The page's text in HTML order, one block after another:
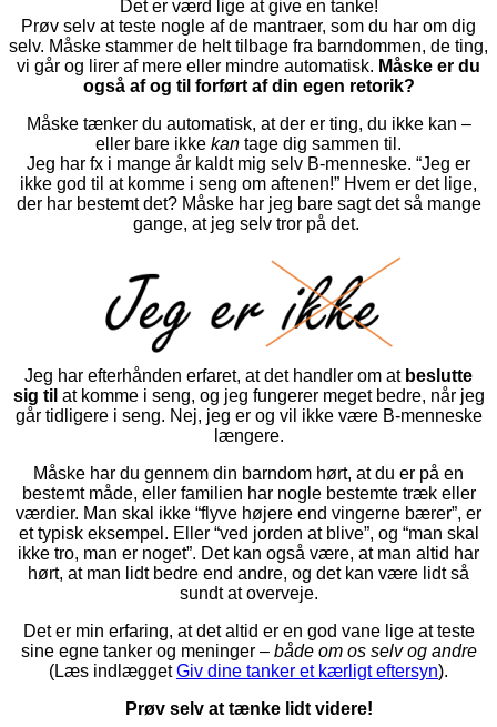
Det er værd lige at give en tanke!
Prøv selv at teste nogle af de mantraer, som du har om dig
selv. Måske stammer de helt tilbage fra barndommen, de ting,
vi går og lirer af mere eller mindre automatisk. Måske er du
også af og til forført af din egen retorik?
Måske tænker du automatisk, at der er ting, du ikke kan –
eller bare ikke kan tage dig sammen til.
Jeg har fx i mange år kaldt mig selv B-menneske. “Jeg er
ikke god til at komme i seng om aftenen!” Hvem er det lige,
der har bestemt det? Måske har jeg bare sagt det så mange
gange, at jeg selv tror på det.
Jeg har efterhånden erfaret, at det handler om at beslutte
sig til at komme i seng, og jeg fungerer meget bedre, når jeg
går tidligere i seng. Nej, jeg er og vil ikke være B-menneske
længere.
Måske har du gennem din barndom hørt, at du er på en
bestemt måde, eller familien har nogle bestemte træk eller
værdier. Man skal ikke “flyve højere end vingerne bærer”, er
et typisk eksempel. Eller “ved jorden at blive”, og “man skal
ikke tro, man er noget”. Det kan også være, at man altid har
hørt, at man lidt bedre end andre, og det kan være lidt så
sundt at overveje.
Det er min erfaring, at det altid er en god vane lige at teste
sine egne tanker og meninger – både om os selv og andre
(Læs indlæggetGiv dine tanker et kærligt eftersyn).
Prøv selv at tænke lidt videre!